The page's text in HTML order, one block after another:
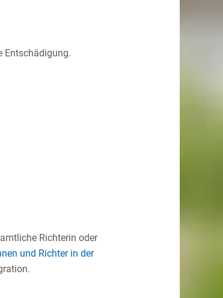
Entschädigung.
Richterin oder
und Richter in der